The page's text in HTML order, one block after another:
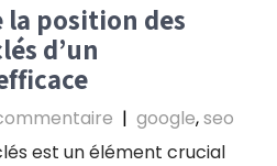
position des
d’un
| google,seo
est un élément crucial